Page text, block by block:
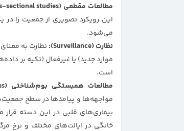
مطالعات مقطعی (Cross-sectional studies):
این رویکرد تصویری از جمعیت را
می‌شود.
نظارت (Surveillance):
نظارت به
موارد جدید) یا غیرفعال (تکیه بر
است.
مطالعات همبستگی بوم‌شناختی (Ecological correlational studies):
مواجهه‌ها و پیامدها در سطح
بیماری‌های قلبی در این دسته قرار
خانگی در ایالت‌های مختلف و نرخ